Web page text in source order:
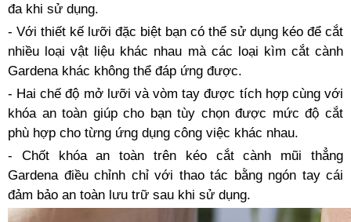
đa khi sử dụng.
- Với thiết kế lưỡi đặc biệt bạn có thể sử dụng kéo để cắt
nhiều loại vật liệu khác nhau mà các loại kìm cắt cành
Gardena khác không thể đáp ứng được.
- Hai chế độ mở lưỡi và vòm tay được tích hợp cùng với
khóa an toàn giúp cho bạn tùy chọn được mức độ cắt
phù hợp cho từng ứng dụng công việc khác nhau.
- Chốt khóa an toàn trên kéo cắt cành mũi thẳng
Gardena điều chỉnh chỉ với thao tác bằng ngón tay cái
đảm bảo an toàn lưu trữ sau khi sử dụng.